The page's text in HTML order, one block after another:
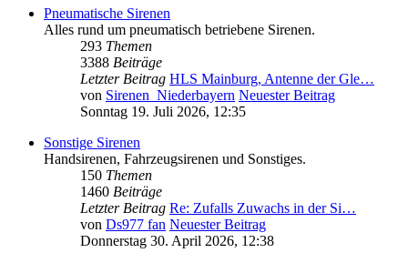
Pneumatische Sirenen
Alles rund um pneumatisch betriebene Sirenen.
293 Themen
3388 Beiträge
Letzter Beitrag HLS Mainburg, Antenne der Gle…
von Sirenen_Niederbayern Neuester Beitrag
Sonntag 19. Juli 2026, 12:35
Sonstige Sirenen
Handsirenen, Fahrzeugsirenen und Sonstiges.
150 Themen
1460 Beiträge
Letzter Beitrag Re: Zufalls Zuwachs in der Si…
von Ds977 fan Neuester Beitrag
Donnerstag 30. April 2026, 12:38